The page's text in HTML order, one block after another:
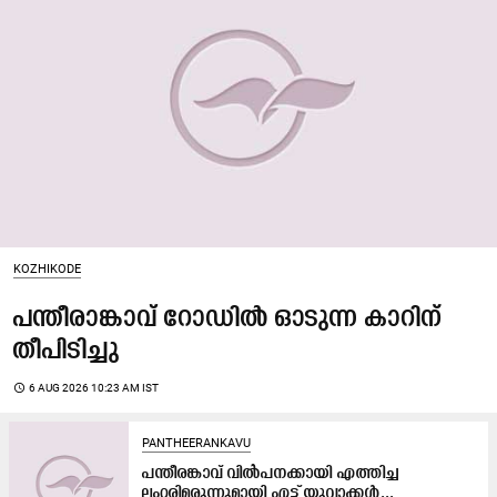
KOZHIKODE
പന്തീരാങ്കാവ് റോഡിൽ ഓടുന്ന കാറിന്
തീപിടിച്ചു
access_time 6 AUG 2026 10:23 AM IST
PANTHEERANKAVU
പന്തീരങ്കാവ് വിൽപനക്കായി എത്തിച്ച